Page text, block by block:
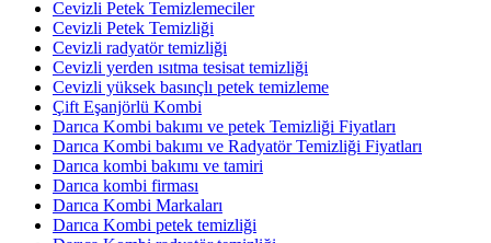
Cevizli Petek Temizlemeciler
Cevizli Petek Temizliği
Cevizli radyatör temizliği
Cevizli yerden ısıtma tesisat temizliği
Cevizli yüksek basınçlı petek temizleme
Çift Eşanjörlü Kombi
Darıca Kombi bakımı ve petek Temizliği Fiyatları
Darıca Kombi bakımı ve Radyatör Temizliği Fiyatları
Darıca kombi bakımı ve tamiri
Darıca kombi firması
Darıca Kombi Markaları
Darıca Kombi petek temizliği